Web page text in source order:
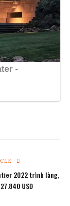
2022 trình làng,
USD